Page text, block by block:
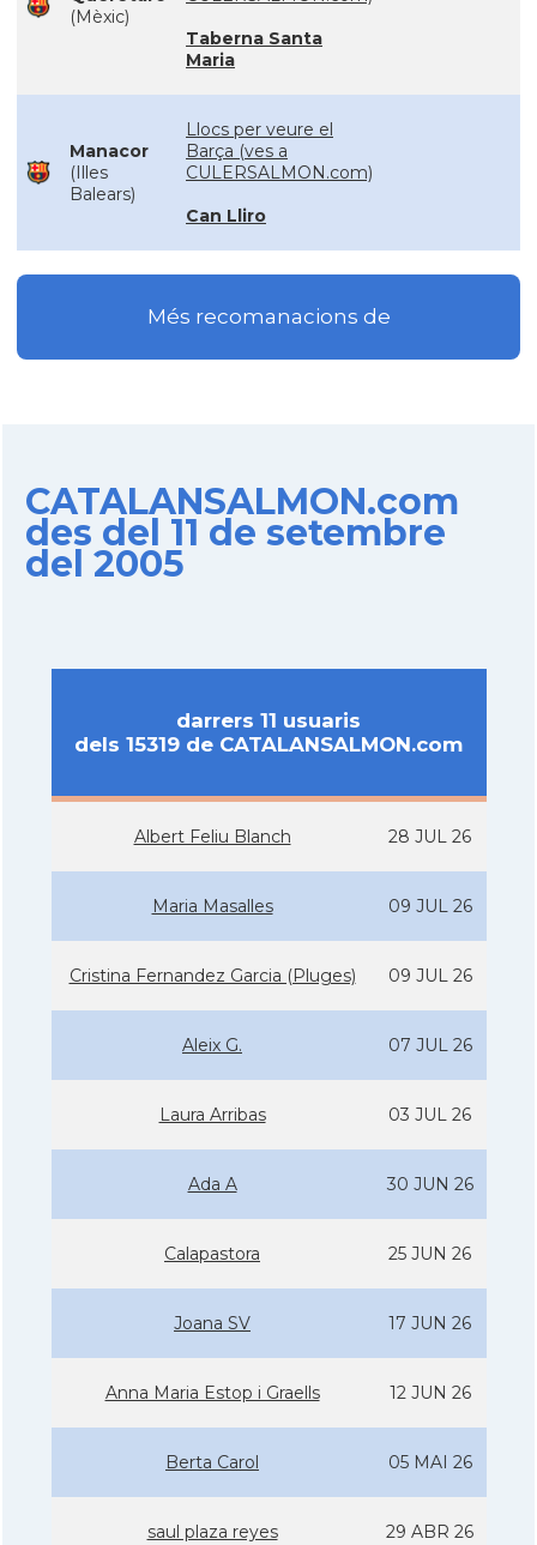
(Mèxic)
Taberna Santa
Maria
Manacor
(Illes
Balears)
Llocs per veure el
Barça (ves a
CULERSALMON.com)
Can Lliro
Més recomanacions de
CATALANSALMON.com
des del 11 de setembre
del 2005
darrers 11 usuaris
dels 15319 de CATALANSALMON.com
Albert Feliu Blanch 28 JUL 26
Maria Masalles 09 JUL 26
Cristina Fernandez Garcia (Pluges) 09 JUL 26
Aleix G. 07 JUL 26
Laura Arribas 03 JUL 26
Ada A 30 JUN 26
Calapastora 25 JUN 26
Joana SV 17 JUN 26
Anna Maria Estop i Graells 12 JUN 26
Berta Carol 05 MAI 26
saul plaza reyes 29 ABR 26